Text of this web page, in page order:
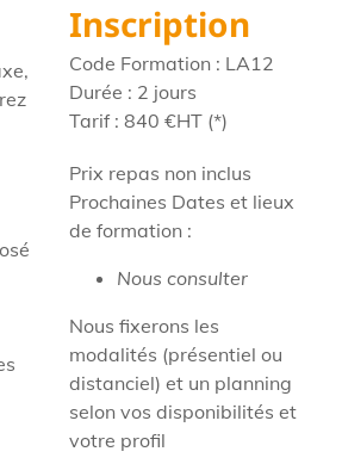
Inscription
Code Formation : LA12
Durée : 2 jours
Tarif : 840€HT (*)
Prix repas non inclus
Prochaines Dates et lieux
de formation :
Nous consulter
Nous fixerons les
modalités (présentiel ou
distanciel) et un planning
selon vos disponibilités et
votre profil